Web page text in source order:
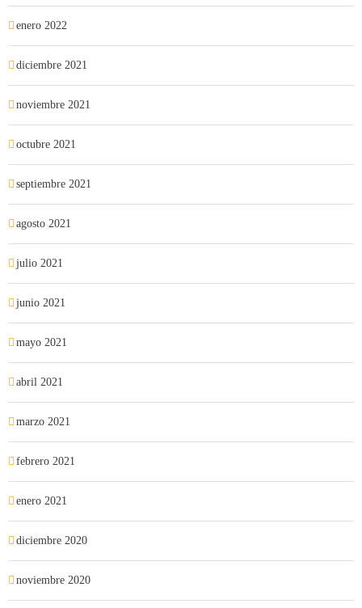
enero 2022
diciembre 2021
noviembre 2021
octubre 2021
septiembre 2021
agosto 2021
julio 2021
junio 2021
mayo 2021
abril 2021
marzo 2021
febrero 2021
enero 2021
diciembre 2020
noviembre 2020